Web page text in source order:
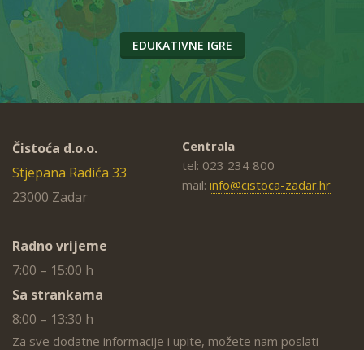
EDUKATIVNE IGRE
Čistoća d.o.o.
Stjepana Radića 33
23000 Zadar
Radno vrijeme
7:00 – 15:00 h
Sa strankama
8:00 – 13:30 h
Centrala
tel: 023 234 800
mail: info@cistoca-zadar.hr
Za sve dodatne informacije i upite, možete nam poslati